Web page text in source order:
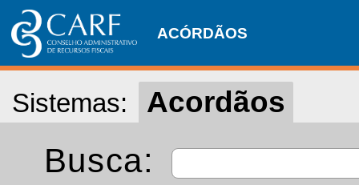
ACÓRDÃOS
Sistemas: Acordãos
Busca: